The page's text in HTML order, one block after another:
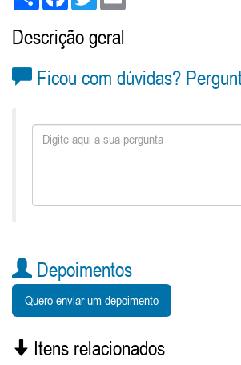
Descrição geral
Ficou com dúvidas?
Depoimentos
Quero enviar um depoimento
Itens relacionados